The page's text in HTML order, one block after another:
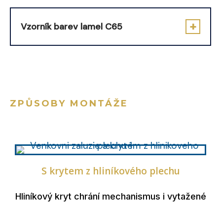
Vzorník barev lamel C65
ZPŮSOBY MONTÁŽE
S krytem z hliníkového plechu
Hliníkový kryt chrání mechanismus i vytažené